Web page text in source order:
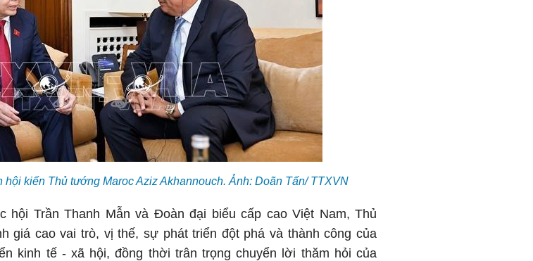
hội kiến Thủ tướng Maroc Aziz Akhannouch. Ảnh: Doãn Tấn/ TTXVN
hội Trần Thanh Mẫn và Đoàn đại biểu cấp cao Việt Nam, Thủ
giá cao vai trò, vị thế, sự phát triển đột phá và thành công của
kinh tế - xã hội, đồng thời trân trọng chuyển lời thăm hỏi của